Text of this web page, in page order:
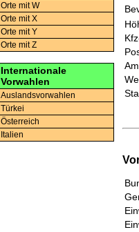
Orte mit W
Orte mit X
Orte mit Y
Orte mit Z
Internationale
Vorwahlen
Auslandsvorwahlen
Türkei
Österreich
Italien